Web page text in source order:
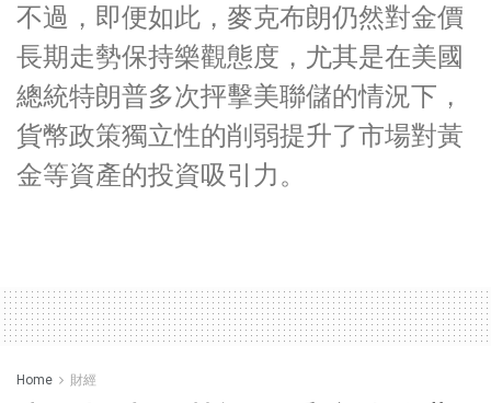
不過，即便如此，麥克布朗仍然對金價
長期走勢保持樂觀態度，尤其是在美國
總統特朗普多次抨擊美聯儲的情況下，
貨幣政策獨立性的削弱提升了市場對黃
金等資產的投資吸引力。
Home 財經